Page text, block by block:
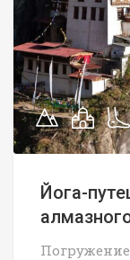
Йога-